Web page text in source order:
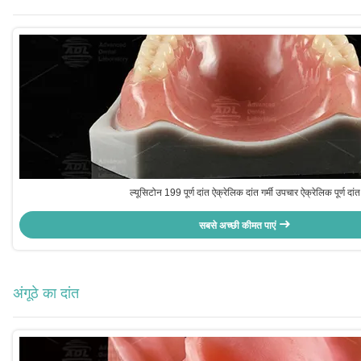
ल्यूसिटोन 199 पूर्ण दांत ऐक्रेलिक दांत गर्मी उपचार ऐक्रेलिक पूर्ण दांत
सबसे अच्छी कीमत पाएं
अंगूठे का दांत